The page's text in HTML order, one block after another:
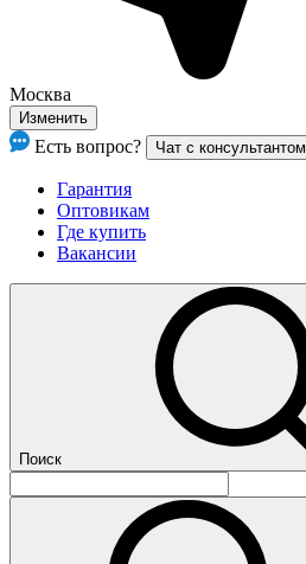
Москва
Изменить
Есть вопрос? Чат с консультантом
Гарантия
Оптовикам
Где купить
Вакансии
Поиск